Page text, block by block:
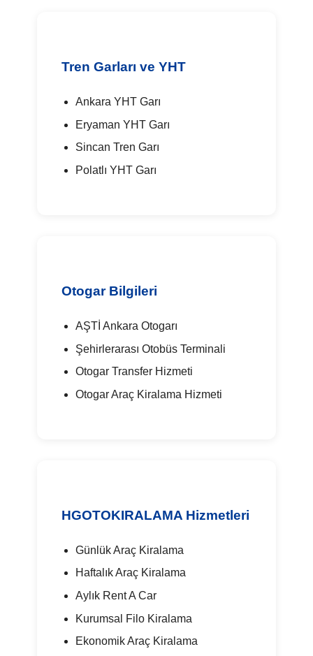
Tren Garları ve YHT
Ankara YHT Garı
Eryaman YHT Garı
Sincan Tren Garı
Polatlı YHT Garı
Otogar Bilgileri
AŞTİ Ankara Otogarı
Şehirlerarası Otobüs Terminali
Otogar Transfer Hizmeti
Otogar Araç Kiralama Hizmeti
HGOTOKIRALAMA Hizmetleri
Günlük Araç Kiralama
Haftalık Araç Kiralama
Aylık Rent A Car
Kurumsal Filo Kiralama
Ekonomik Araç Kiralama